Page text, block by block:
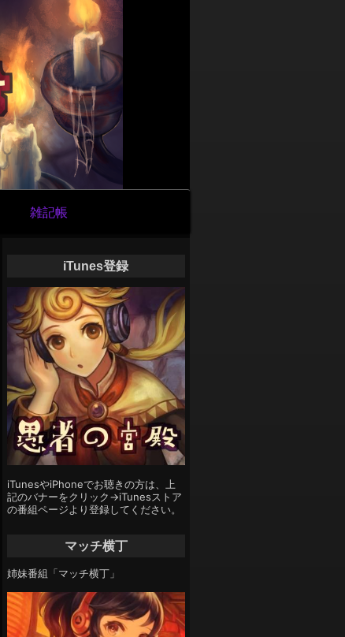
雑記帳
iTunes登録
iTunesやiPhoneでお聴きの方は、上
記のバナーをクリック→iTunesストア
の番組ページより登録してください。
マッチ横丁
姉妹番組「マッチ横丁」